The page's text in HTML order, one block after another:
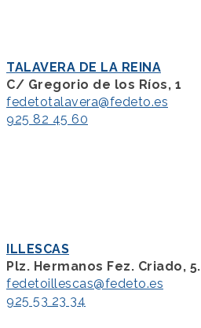
TALAVERA DE LA REINA
C/ Gregorio de los Ríos, 1
fedetotalavera@fedeto.es
925 82 45 60
ILLESCAS
Plz. Hermanos Fez. Criado, 5.
fedetoillescas@fedeto.es
925 53 23 34